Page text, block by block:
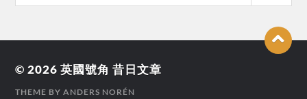
© 2026英國號角 昔日文章
THEME BYANDERS NORÉN